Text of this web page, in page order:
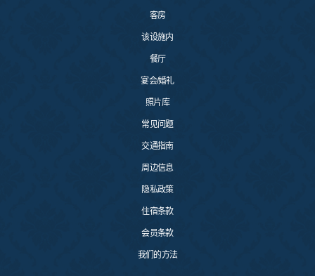
客房
该设施内
餐厅
宴会/婚礼
照片库
常见问题
交通指南
周边信息
隐私政策
住宿条款
会员条款
我们的方法